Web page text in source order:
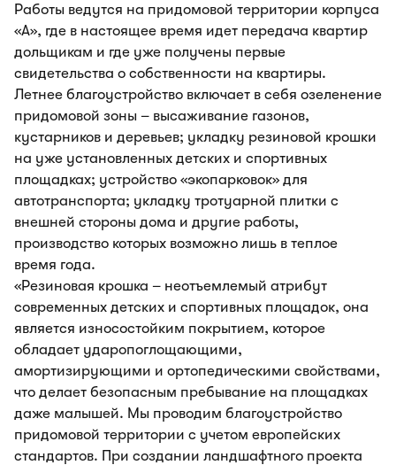
Работы ведутся на придомовой территории корпуса
«А», где в настоящее время идет передача квартир
дольщикам и где уже получены первые
свидетельства о собственности на квартиры.
Летнее благоустройство включает в себя озеленение
придомовой зоны – высаживание газонов,
кустарников и деревьев; укладку резиновой крошки
на уже установленных детских и спортивных
площадках; устройство «экопарковок» для
автотранспорта; укладку тротуарной плитки с
внешней стороны дома и другие работы,
производство которых возможно лишь в теплое
время года.
«Резиновая крошка – неотъемлемый атрибут
современных детских и спортивных площадок, она
является износостойким покрытием, которое
обладает ударопоглощающими,
амортизирующими и ортопедическими свойствами,
что делает безопасным пребывание на площадках
даже малышей. Мы проводим благоустройство
придомовой территории с учетом европейских
стандартов. При создании ландшафтного проекта